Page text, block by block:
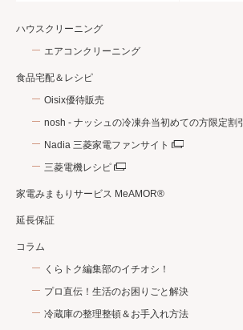
ハウスクリーニング
エアコンクリーニング
食品宅配＆レシピ
Oisix優待販売
nosh - ナッシュの冷凍弁当初めての方限定割引
Nadia 三菱家電ファンサイト
三菱電機レシピ
家電みまもりサービス MeAMOR®
延長保証
コラム
くらトク編集部のイチオシ！
プロ直伝！生活のお困りごと解決
冷蔵庫の整理整頓＆お手入れ方法